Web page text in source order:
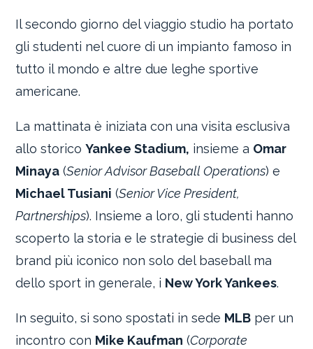
Il secondo giorno del viaggio studio ha portato
gli studenti nel cuore di un impianto famoso in
tutto il mondo e altre due leghe sportive
americane.
La mattinata è iniziata con una visita esclusiva
allo storicoYankee Stadium, insieme a Omar
Minaya (Senior Advisor Baseball Operations) e
Michael Tusiani (Senior Vice President,
Partnerships). Insieme a loro, gli studenti hanno
scoperto la storia e le strategie di business del
brand più iconico non solo del baseball ma
dello sport in generale, i New York Yankees.
In seguito, si sono spostati in sede MLB per un
incontro con Mike Kaufman (Corporate